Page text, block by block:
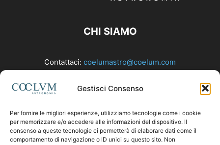
Gestisci Consenso
Per fornire le migliori esperienze, utilizziamo tecnologie come i cookie
per memorizzare e/o accedere alle informazioni del dispositivo. Il
consenso a queste tecnologie ci permetterà di elaborare dati come il
comportamento di navigazione o ID unici su questo sito. Non
CHI SIAMO
Contattaci: coelumastro@coelum.com
SEGUICI